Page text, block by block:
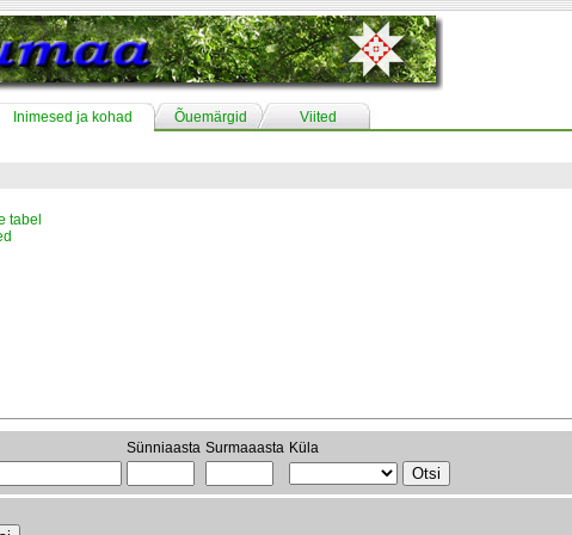
Inimesed ja kohad Õuemärgid Viited
tabel
Sünniaasta Surmaaasta Küla